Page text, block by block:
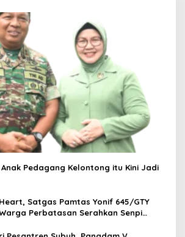
Anak Pedagang Kelontong itu Kini Jadi
Satgas Pamtas Yonif 645/GTY
Perbatasan Serahkan Senpi